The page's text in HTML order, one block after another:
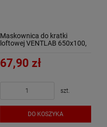
Maskownica do kratki
loftowej VENTLAB 650x100,
67,90 zł
szt.
DO KOSZYKA